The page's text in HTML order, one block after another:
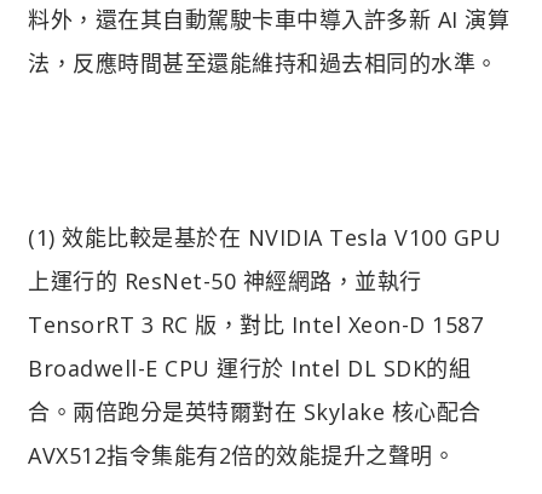
料外，還在其自動駕駛卡車中導入許多新 AI 演算
法，反應時間甚至還能維持和過去相同的水準。
(1) 效能比較是基於在 NVIDIA Tesla V100 GPU
上運行的 ResNet-50 神經網路，並執行
TensorRT 3 RC 版，對比 Intel Xeon-D 1587
Broadwell-E CPU 運行於 Intel DL SDK的組
合。兩倍跑分是英特爾對在 Skylake 核心配合
AVX512指令集能有2倍的效能提升之聲明。